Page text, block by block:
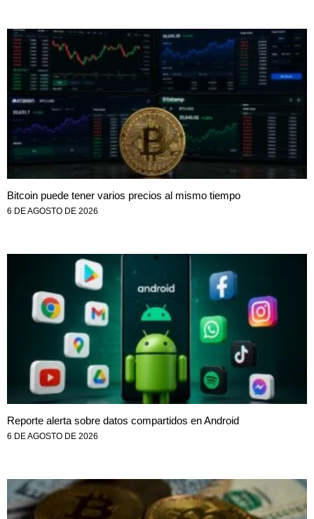
Bitcoin puede tener varios precios al mismo tiempo
6 DE AGOSTO DE 2026
Reporte alerta sobre datos compartidos en Android
6 DE AGOSTO DE 2026